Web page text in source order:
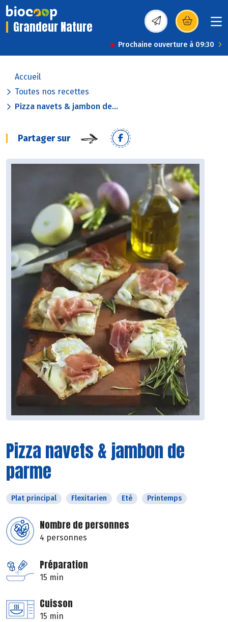
Grandeur Nature (s’ouvre dans une
Prochaine ouverture à 09:30
Accueil
Toutes nos recettes
Pizza navets & jambon de...
Partager sur
Pizza navets & jambon de
parme
Plat principal Flexitarien Eté Printemps
Nombre de personnes
4 personnes
Préparation
15 min
Cuisson
15 min